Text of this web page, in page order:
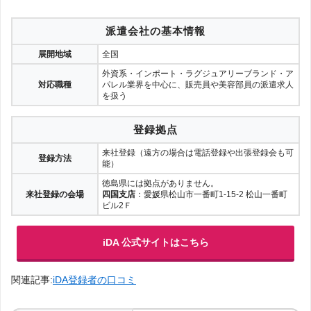
派遣会社の基本情報
展開地域 全国
対応職種
外資系・インポート・ラグジュアリーブランド・ア
パレル業界を中心に、販売員や美容部員の派遣求人
を扱う
登録拠点
登録方法
来社登録（遠方の場合は電話登録や出張登録会も可
能）
来社登録の会場
徳島県には拠点がありません。
四国支店 ：愛媛県松山市一番町1-15-2 松山一番町
ビル2Ｆ
iDA 公式サイトはこちら
関連記事:iDA登録者の口コミ